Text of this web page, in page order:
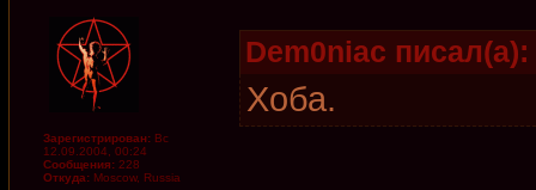
Зарегистрирован: Вс
12.09.2004, 00:24
Сообщения: 228
Откуда: Moscow, Russia
Dem0niac писал(а):
Хоба.